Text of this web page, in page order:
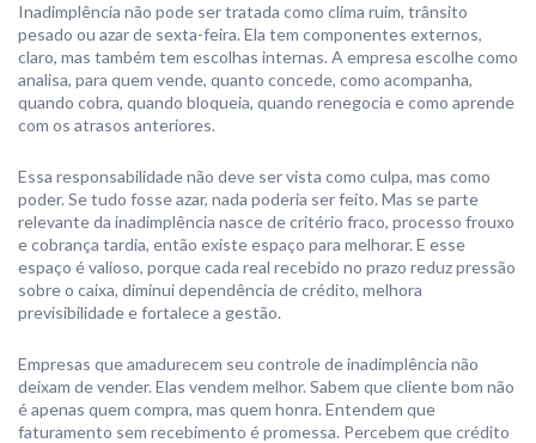
Inadimplência não pode ser tratada como clima ruim, trânsito
pesado ou azar de sexta-feira. Ela tem componentes externos,
claro, mas também tem escolhas internas. A empresa escolhe como
analisa, para quem vende, quanto concede, como acompanha,
quando cobra, quando bloqueia, quando renegocia e como aprende
com os atrasos anteriores.
Essa responsabilidade não deve ser vista como culpa, mas como
poder. Se tudo fosse azar, nada poderia ser feito. Mas se parte
relevante da inadimplência nasce de critério fraco, processo frouxo
e cobrança tardia, então existe espaço para melhorar. E esse
espaço é valioso, porque cada real recebido no prazo reduz pressão
sobre o caixa, diminui dependência de crédito, melhora
previsibilidade e fortalece a gestão.
Empresas que amadurecem seu controle de inadimplência não
deixam de vender. Elas vendem melhor. Sabem que cliente bom não
é apenas quem compra, mas quem honra. Entendem que
faturamento sem recebimento é promessa. Percebem que crédito